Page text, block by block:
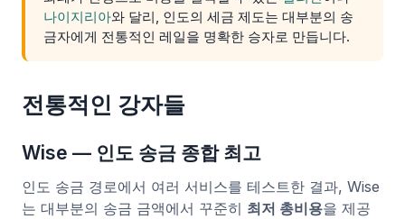
나이지리아와 달리, 인도의 세금 제도는 대부분의 송
금자에게 전통적인 레일을 명확한 승자로 만듭니다.
전통적인 강자들
Wise — 인도 송금 종합 최고
인도 송금 경로에서 여러 서비스를 테스트한 결과, Wise
는 대부분의 송금 금액에서 꾸준히 최저 총비용을 제공